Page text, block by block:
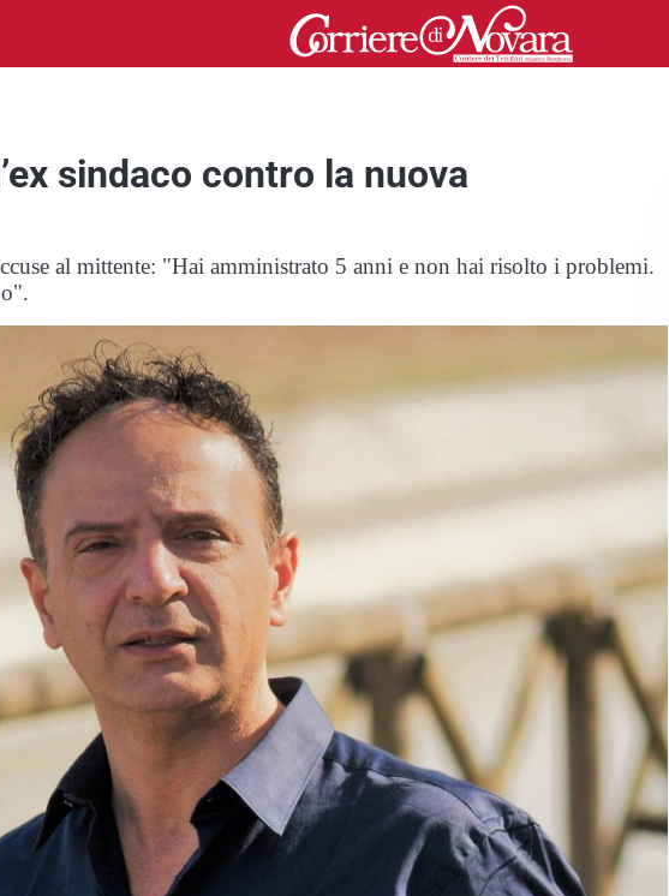
sindaco contro la nuova
al mittente: "Hai amministrato 5 anni e non hai risolto i problemi.